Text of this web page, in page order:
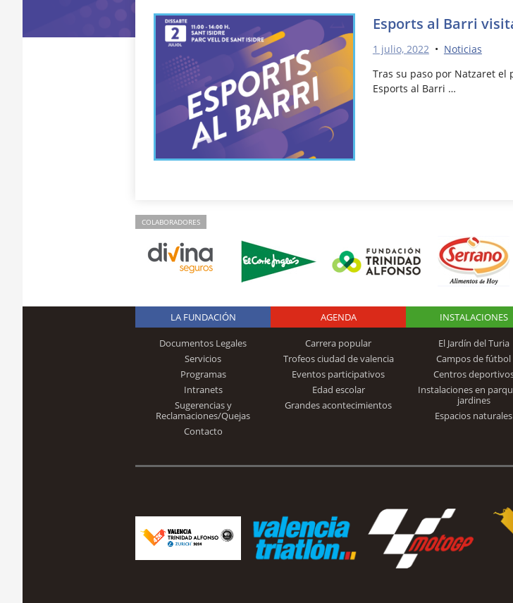
Esports al Barri
1 julio, 2022 • Noticias
Tras su paso por Natzaret el
Esports al Barri …
COLABORADORES
Logo Fundación
Trinidad Alfonso
LA FUNDACIÓN
Documentos Legales
Servicios
Programas
Intranets
Sugerencias y
Reclamaciones/Quejas
Contacto
AGENDA
Carrera popular
Trofeos ciudad de valencia
Eventos participativos
Edad escolar
Grandes acontecimientos
INSTALACIONES
El Jardín del Turia
Campos de fútbol
Centros
Instalaciones en
jardines
Espacios naturales